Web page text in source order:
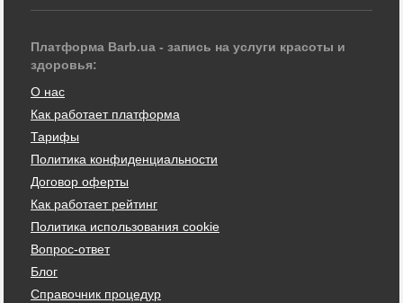
Платформа Barb.ua - запись на услуги красоты и
здоровья:
О нас
Как работает платформа
Тарифы
Политика конфиденциальности
Договор оферты
Как работает рейтинг
Политика использования cookie
Вопрос-ответ
Блог
Справочник процедур